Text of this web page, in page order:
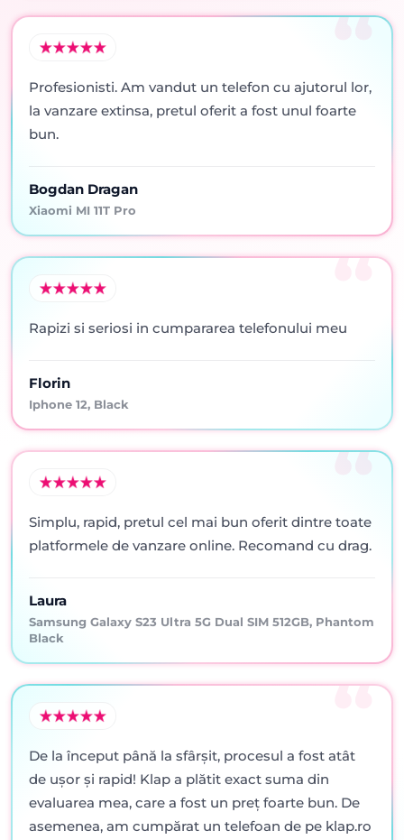
Profesionisti. Am vandut un telefon cu ajutorul lor,
la vanzare extinsa, pretul oferit a fost unul foarte
bun.
Bogdan Dragan
Xiaomi MI 11T Pro
Rapizi si seriosi in cumpararea telefonului meu
Florin
Iphone 12, Black
Simplu, rapid, pretul cel mai bun oferit dintre toate
platformele de vanzare online. Recomand cu drag.
Laura
Samsung Galaxy S23 Ultra 5G Dual SIM 512GB, Phantom
Black
De la început până la sfârșit, procesul a fost atât
de ușor și rapid! Klap a plătit exact suma din
evaluarea mea, care a fost un preț foarte bun. De
asemenea, am cumpărat un telefoan de pe klap.ro